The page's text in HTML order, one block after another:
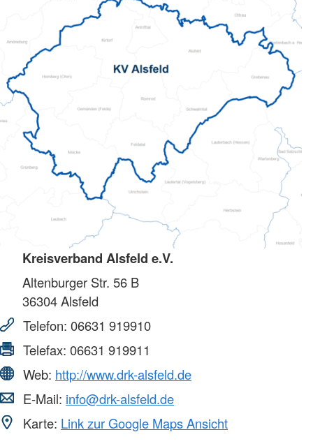
Kreisverband Alsfeld e.V.
Altenburger Str. 56 B
36304Alsfeld
Telefon: 06631 919910
Telefax: 06631 919911
Web: http://www.drk-alsfeld.de
E-Mail: info@drk-alsfeld.de
Karte: Link zur Google Maps Ansicht